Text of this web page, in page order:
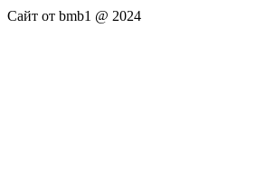
Сайт от bmb1 @ 2024